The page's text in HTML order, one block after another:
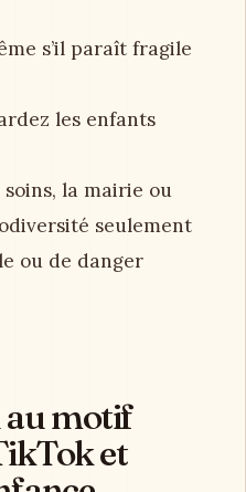
s’il paraît fragile
les enfants
la mairie ou
seulement
ou de danger
au motif
et